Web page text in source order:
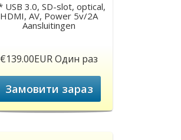
USB 3.0, SD-slot, optical,
HDMI, AV, Power 5v/2A
Aansluitingen
€139.00EUR Один раз
Замовити зараз